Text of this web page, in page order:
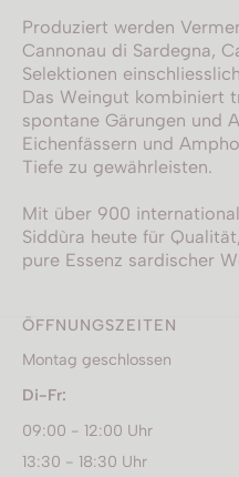
Produziert werden
Cannonau di Sardegna,
Selektionen
Das Weingut kombiniert
spontane Gärungen und
Eichenfässern und
Tiefe zu gewährleisten.
Mit über 900
Siddùra heute für
pure Essenz sardischer
ÖFFNUNGSZEITEN
Montag geschlossen
Di-Fr:
09:00 - 12:00 Uhr
13:30 - 18:30 Uhr